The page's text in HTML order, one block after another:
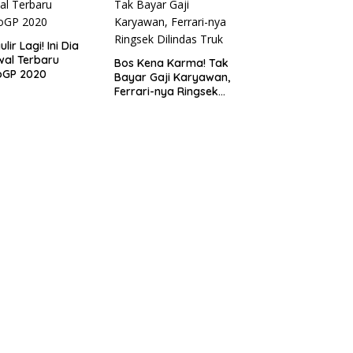
Lagi! Ini Dia
Terbaru
2020
Bos Kena Karma! Tak
Bayar Gaji Karyawan,
Ferrari-nya Ringsek